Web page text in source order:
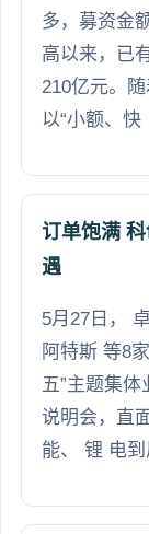
多，募资金
高以来，已
210亿元。
以“小额、快
订单饱满
遇
5月27日，
阿特斯 等8
五”主题集
说明会，直
能、 锂 电